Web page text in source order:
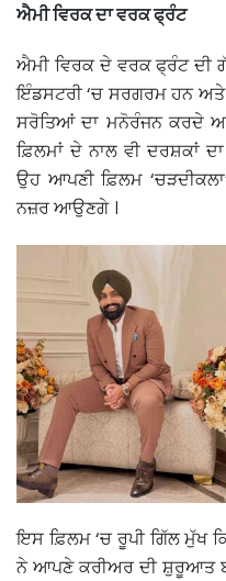
ਐਮੀ ਵਿਰਕ ਦਾ ਵਰਕ ਫ੍ਰੰਟ
ਐਮੀ ਵਿਰਕ ਦੇ ਵਰਕ ਫ੍ਰੰਟ ਦੀ
ਇੰਡਸਟਰੀ ‘ਚ ਸਰਗਰਮ ਹਨ
ਸਰੋਤਿਆਂ ਦਾ ਮਨੋਰੰਜਨ ਕਰਦੇ
ਫ਼ਿਲਮਾਂ ਦੇ ਨਾਲ ਵੀ ਦਰਸ਼ਕਾਂ
ਉਹ ਆਪਣੀ ਫ਼ਿਲਮ
ਨਜ਼ਰ ਆਉਣਗੇ ।
ਇਸ ਫ਼ਿਲਮ ‘ਚ ਰੂਪੀ ਗਿੱਲ ਮੁੱਖ
ਨੇ ਆਪਣੇ ਕਰੀਅਰ ਦੀ ਸ਼ੁਰੂਆਤ